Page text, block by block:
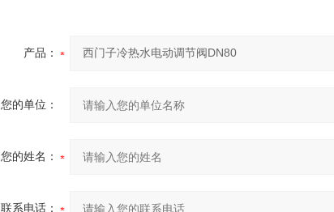
产品：
您的单位：
您的姓名：
联系电话：